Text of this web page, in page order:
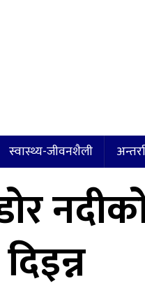
स्वास्थ्य-जीवनशैली